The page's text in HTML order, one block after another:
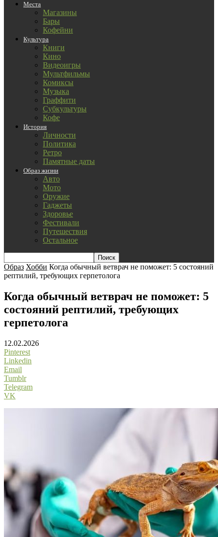
Места
Магазины
Бары
Кофейни
Культура
Книги
Кино
Видеоигры
Мультфильмы
Комиксы
Музыка
Граффити
Субкультуры
Кофе
История
Личности
Политика
Ретро
Памятные даты
Образ жизни
Авто
Мото
Оружие
Гаджеты
Здоровье
Фестивали
Путешествия
Остальное
Образ Хобби Когда обычный ветврач не поможет: 5 состояний
рептилий, требующих герпетолога
Когда обычный ветврач не поможет: 5
состояний рептилий, требующих
герпетолога
12.02.2026
Pinterest
Linkedin
Email
Tumblr
Telegram
VK